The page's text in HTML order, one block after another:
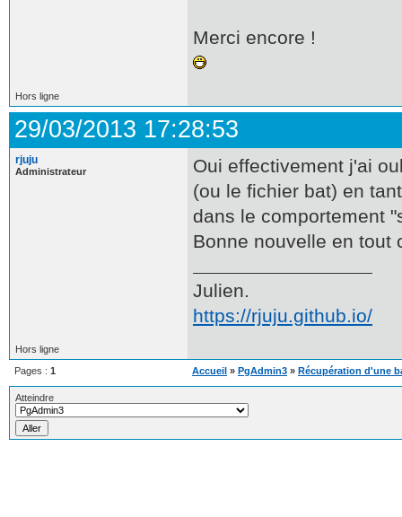
Merci encore !
Hors ligne
29/03/2013 17:28:53
rjuju
Administrateur
Oui effectivement j'ai
(ou le fichier bat) en
dans le comportement
Bonne nouvelle en tout
Julien.
https://rjuju.github.io/
Hors ligne
Pages : 1 Accueil » PgAdmin3 » Récupération d'une
Atteindre